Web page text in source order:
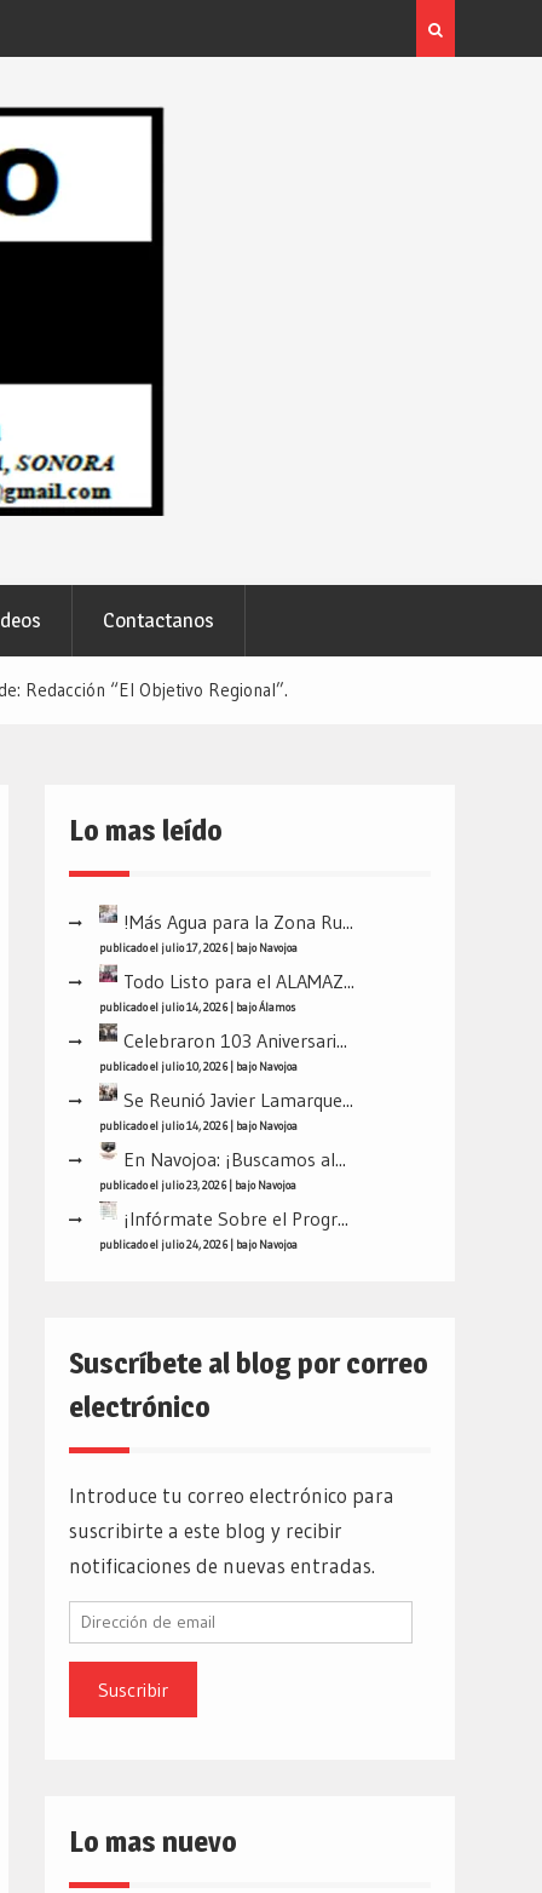
Contactanos
Redacción “El Objetivo Regional”.
Lo mas leído
!Más Agua para la Zona Ru...
publicado el julio 17, 2026| bajoNavojoa
Todo Listo para el ALAMAZ...
publicado el julio 14, 2026| bajoÁlamos
Celebraron 103 Aniversari...
publicado el julio 10, 2026| bajoNavojoa
Se Reunió Javier Lamarque...
publicado el julio 14, 2026| bajoNavojoa
En Navojoa: ¡Buscamos al...
publicado el julio 23, 2026| bajoNavojoa
¡Infórmate Sobre el Progr...
publicado el julio 24, 2026| bajoNavojoa
Suscríbete al blog por correo
electrónico
Introduce tu correo electrónico para
suscribirte a este blog y recibir
notificaciones de nuevas entradas.
Dirección
email
Lo mas nuevo